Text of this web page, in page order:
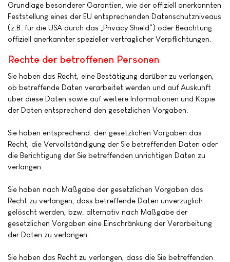
Grundlage besonderer Garantien, wie der offiziell anerkannten
Feststellung eines der EU entsprechenden Datenschutzniveaus
(z.B. für die USA durch das „Privacy Shield“) oder Beachtung
offiziell anerkannter spezieller vertraglicher Verpflichtungen.
Rechte der betroffenen Personen
Sie haben das Recht, eine Bestätigung darüber zu verlangen,
ob betreffende Daten verarbeitet werden und auf Auskunft
über diese Daten sowie auf weitere Informationen und Kopie
der Daten entsprechend den gesetzlichen Vorgaben.
Sie haben entsprechend. den gesetzlichen Vorgaben das
Recht, die Vervollständigung der Sie betreffenden Daten oder
die Berichtigung der Sie betreffenden unrichtigen Daten zu
verlangen.
Sie haben nach Maßgabe der gesetzlichen Vorgaben das
Recht zu verlangen, dass betreffende Daten unverzüglich
gelöscht werden, bzw. alternativ nach Maßgabe der
gesetzlichen Vorgaben eine Einschränkung der Verarbeitung
der Daten zu verlangen.
Sie haben das Recht zu verlangen, dass die Sie betreffenden